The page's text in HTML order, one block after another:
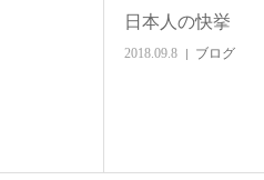
日本人の快挙
2018.09.8 ブログ